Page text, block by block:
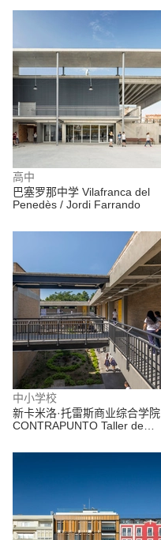
高中
巴塞罗那中学 Vilafranca del
Penedès / Jordi Farrando
中小学校
新卡米洛·托雷斯商业综合学院 /
CONTRAPUNTO Taller de